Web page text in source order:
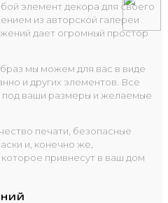
элемент декора для своего
из авторской галереи
дает огромный простор
мы можем для вас в виде
и других элементов. Все
под ваши размеры и желаемые
печати, безопасные
и, конечно же,
привнесут в ваш дом